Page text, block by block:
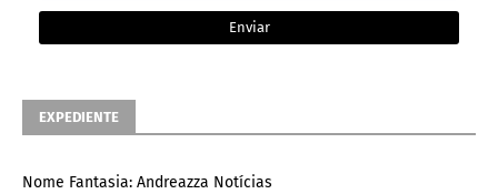
EXPEDIENTE
Nome Fantasia: Andreazza Notícias